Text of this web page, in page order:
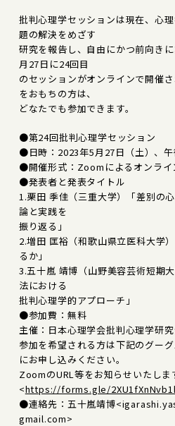
批判心理学セッションは現在、心
題の解決をめざす
研究を報告し、自由にかつ前向き
月27日に24回目
のセッションがオンラインで開催
をおもちの方は、
どなたでも参加できます。
●第24回批判心理学セッション
●日時：2023年5月27日（土）、
●開催形式：Zoomによるオンライ
●発表者と発表タイトル
1.栗田 季佳（三重大学）「差別の
論と実践を
振り返る」
2.増田 匡裕（和歌山県立医科大学
るか」
3.五十嵐 靖博（山野美容芸術短期
法における
批判心理学的アプローチ」
●参加費：無料
主催：日本心理学会批判心理学研
参加を希望される方は下記のグー
にお申し込みください。
ZoomのURL等をお知らせいたしま
<https://forms.gle/
●連絡先：五十嵐靖博
gmail.com>